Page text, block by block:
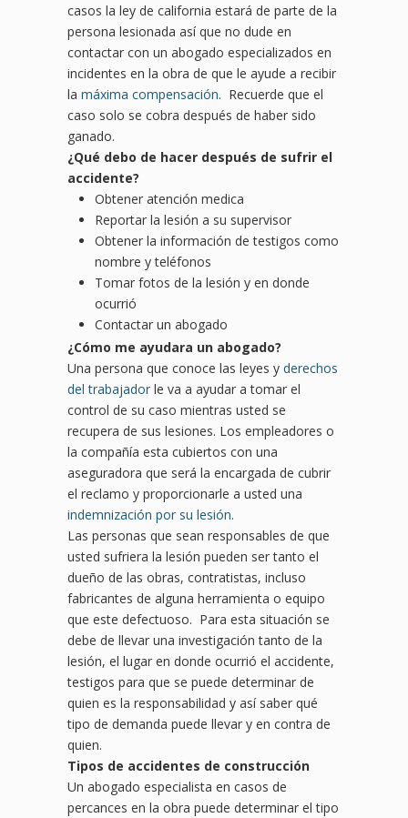
casos la ley de california estará de parte de la
persona lesionada así que no dude en
contactar con un abogado especializados en
incidentes en la obra de que le ayude a recibir
la máxima compensación. Recuerde que el
caso solo se cobra después de haber sido
ganado.
¿Qué debo de hacer después de sufrir el
accidente?
Obtener atención medica
Reportar la lesión a su supervisor
Obtener la información de testigos como
nombre y teléfonos
Tomar fotos de la lesión y en donde
ocurrió
Contactar un abogado
¿Cómo me ayudara un abogado?
Una persona que conoce las leyes y derechos
del trabajador le va a ayudar a tomar el
control de su caso mientras usted se
recupera de sus lesiones. Los empleadores o
la compañía esta cubiertos con una
aseguradora que será la encargada de cubrir
el reclamo y proporcionarle a usted una
indemnización por su lesión.
Las personas que sean responsables de que
usted sufriera la lesión pueden ser tanto el
dueño de las obras, contratistas, incluso
fabricantes de alguna herramienta o equipo
que este defectuoso. Para esta situación se
debe de llevar una investigación tanto de la
lesión, el lugar en donde ocurrió el accidente,
testigos para que se puede determinar de
quien es la responsabilidad y así saber qué
tipo de demanda puede llevar y en contra de
quien.
Tipos de accidentes de construcción
Un abogado especialista en casos de
percances en la obra puede determinar el tipo